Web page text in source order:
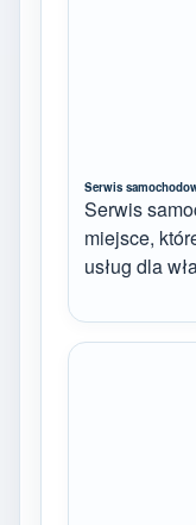
Serwis
Serwis
miejsce,
usług dla